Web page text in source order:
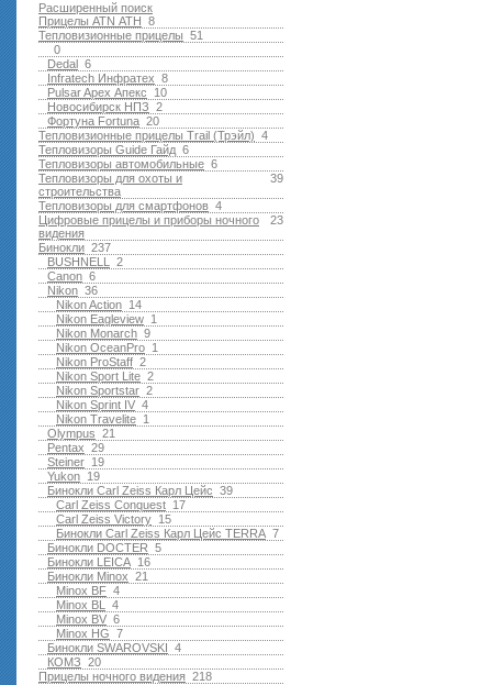
Расширенный поиск
8
Прицелы ATN АТН
51
Тепловизионные прицелы
0
6
Dedal
8
Infratech Инфратех
10
Pulsar Apex Апекс
2
Новосибирск НПЗ
20
Фортуна Fortuna
4
Тепловизионные прицелы Trail (Трэйл)
6
Тепловизоры Guide Гайд
6
Тепловизоры автомобильные
39
Тепловизоры для охоты и
строительства
4
Тепловизоры для смартфонов
23
Цифровые прицелы и приборы ночного
видения
237
Бинокли
2
BUSHNELL
6
Canon
36
Nikon
14
Nikon Action
1
Nikon Eagleview
9
Nikon Monarch
1
Nikon OceanPro
2
Nikon ProStaff
2
Nikon Sport Lite
2
Nikon Sportstar
4
Nikon Sprint IV
1
Nikon Travelite
21
Olympus
29
Pentax
19
Steiner
19
Yukon
39
Бинокли Carl Zeiss Карл Цейс
17
Carl Zeiss Conquest
15
Carl Zeiss Victory
7
Бинокли Carl Zeiss Карл Цейс TERRA
5
Бинокли DOCTER
16
Бинокли LEICA
21
Бинокли Minox
4
Minox BF
4
Minox BL
6
Minox BV
7
Minox HG
4
Бинокли SWAROVSKI
20
КОМЗ
218
Прицелы ночного видения